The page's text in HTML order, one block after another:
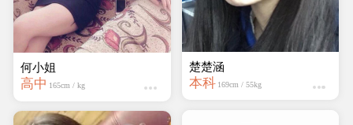
何小姐
高中 165cm / kg
壹qie亗
大专 160cm / kg